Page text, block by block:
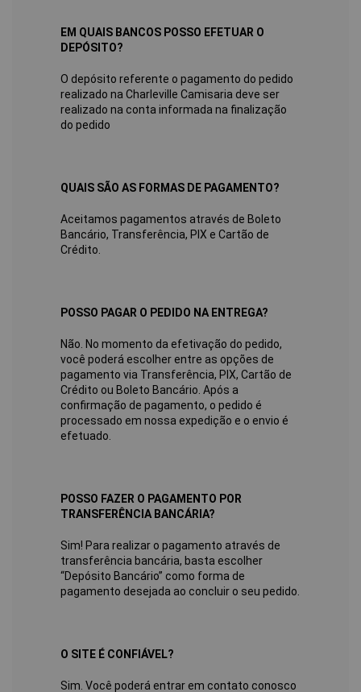
EM QUAIS BANCOS POSSO EFETUAR O
DEPÓSITO?
O depósito referente o pagamento do pedido
realizado na Charleville Camisaria deve ser
realizado na conta informada na finalização
do pedido
QUAIS SÃO AS FORMAS DE PAGAMENTO?
Aceitamos pagamentos através de Boleto
Bancário, Transferência, PIX e Cartão de
Crédito.
POSSO PAGAR O PEDIDO NA ENTREGA?
Não. No momento da efetivação do pedido,
você poderá escolher entre as opções de
pagamento via Transferência, PIX, Cartão de
Crédito ou Boleto Bancário. Após a
confirmação de pagamento, o pedido é
processado em nossa expedição e o envio é
efetuado.
POSSO FAZER O PAGAMENTO POR
TRANSFERÊNCIA BANCÁRIA?
Sim! Para realizar o pagamento através de
transferência bancária, basta escolher
“Depósito Bancário” como forma de
pagamento desejada ao concluir o seu pedido.
O SITE É CONFIÁVEL?
Sim. Você poderá entrar em contato conosco